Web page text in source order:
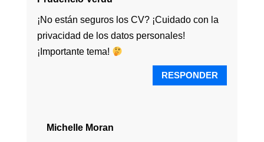
¡No están seguros los CV? ¡Cuidado con la
privacidad de los datos personales!
¡Importante tema!
RESPONDER
Michelle Moran